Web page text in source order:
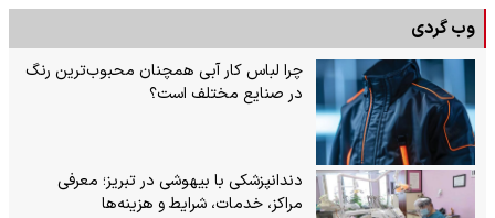
وب گردی
چرا لباس کار آبی همچنان محبوب‌ترین رنگ
در صنایع مختلف است؟
دندانپزشکی با بیهوشی در تبریز؛ معرفی
مراکز، خدمات، شرایط و هزینه‌ها